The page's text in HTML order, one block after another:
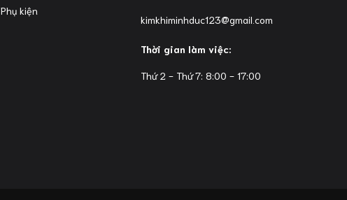
Phụ kiện
kimkhiminhduc123@gmail.com
Thời gian làm việc:
Thứ 2 - Thứ 7: 8:00 - 17:00